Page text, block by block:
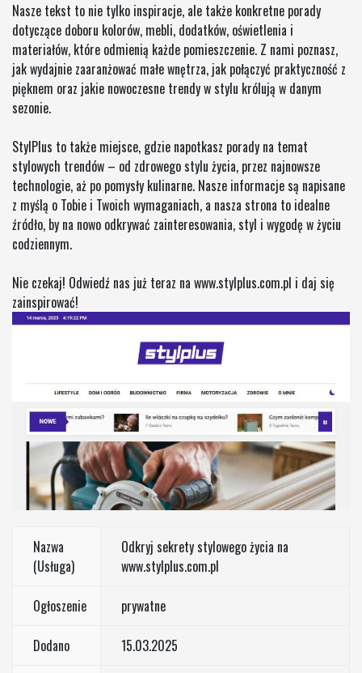
Nasze tekst to nie tylko inspiracje, ale także konkretne porady
dotyczące doboru kolorów, mebli, dodatków, oświetlenia i
materiałów, które odmienią każde pomieszczenie. Z nami poznasz,
jak wydajnie zaaranżować małe wnętrza, jak połączyć praktyczność z
pięknem oraz jakie nowoczesne trendy w stylu królują w danym
sezonie.
StylPlus to także miejsce, gdzie napotkasz porady na temat
stylowych trendów – od zdrowego stylu życia, przez najnowsze
technologie, aż po pomysły kulinarne. Nasze informacje są napisane
z myślą o Tobie i Twoich wymaganiach, a nasza strona to idealne
źródło, by na nowo odkrywać zainteresowania, styl i wygodę w życiu
codziennym.
Nie czekaj! Odwiedź nas już teraz na www.stylplus.com.pl i daj się
zainspirować!
Nazwa
(Usługa)
Odkryj sekrety stylowego życia na
www.stylplus.com.pl
Ogłoszenie prywatne
Dodano 15.03.2025